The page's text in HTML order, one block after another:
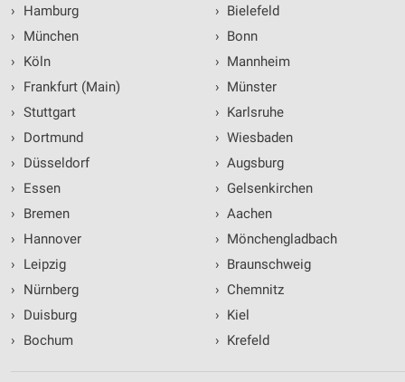
›
Hamburg
›
München
›
Köln
›
Frankfurt (Main)
› Stuttgart
›
Dortmund
›
Düsseldorf
›
Essen
›
Bremen
›
Hannover
›
Leipzig
›
Nürnberg
›
Duisburg
›
Bochum
› Bielefeld
› Bonn
› Mannheim
› Münster
› Karlsruhe
› Wiesbaden
› Augsburg
› Gelsenkirchen
› Aachen
› Mönchengladbach
› Braunschweig
› Chemnitz
› Kiel
› Krefeld